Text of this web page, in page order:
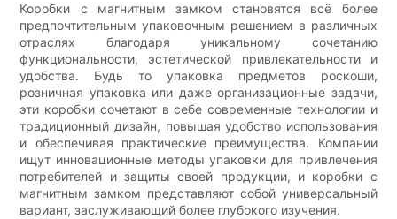
Коробки с магнитным замком становятся всё более
предпочтительным упаковочным решением в различных
отраслях благодаря уникальному сочетанию
функциональности, эстетической привлекательности и
удобства. Будь то упаковка предметов роскоши,
розничная упаковка или даже организационные задачи,
эти коробки сочетают в себе современные технологии и
традиционный дизайн, повышая удобство использования
и обеспечивая практические преимущества. Компании
ищут инновационные методы упаковки для привлечения
потребителей и защиты своей продукции, и коробки с
магнитным замком представляют собой универсальный
вариант, заслуживающий более глубокого изучения.